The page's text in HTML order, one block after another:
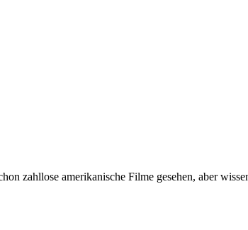
zahllose amerikanische Filme gesehen, aber